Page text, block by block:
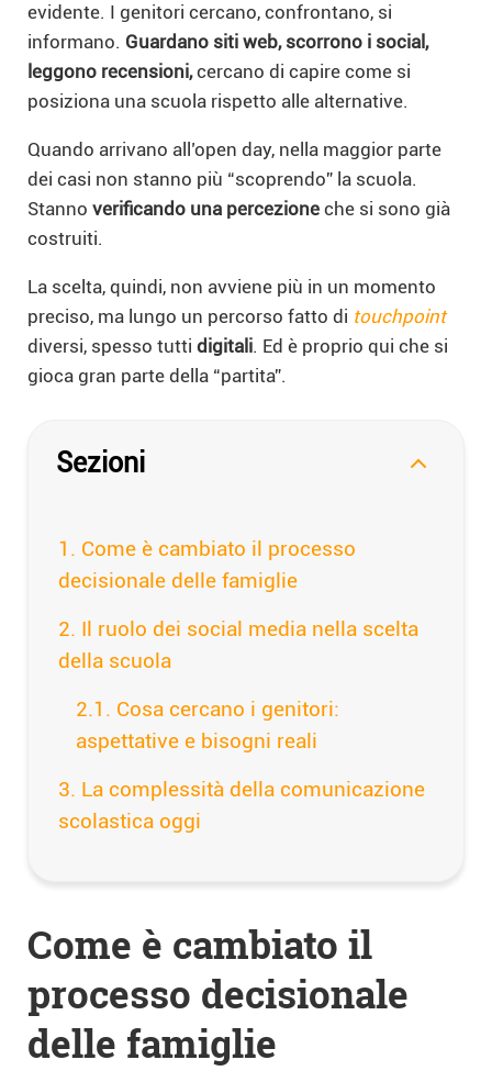
evidente. I genitori cercano, confrontano, si
informano. Guardano siti web, scorrono i social,
leggono recensioni,cercano di capire come si
posiziona una scuola rispetto alle alternative.
Quando arrivano all’open day, nella maggior parte
dei casi non stanno più “scoprendo” la scuola.
Stanno verificando una percezione che si sono già
costruiti.
La scelta, quindi, non avviene più in un momento
preciso, ma lungo un percorso fatto di touchpoint
diversi, spesso tutti digitali. Ed è proprio qui che si
gioca gran parte della “partita”.
Sezioni
Come è cambiato il processo
decisionale delle famiglie
Il ruolo dei social media nella scelta
della scuola
Cosa cercano i genitori:
aspettative e bisogni reali
La complessità della comunicazione
scolastica oggi
Come è cambiato il
processo decisionale
delle famiglie